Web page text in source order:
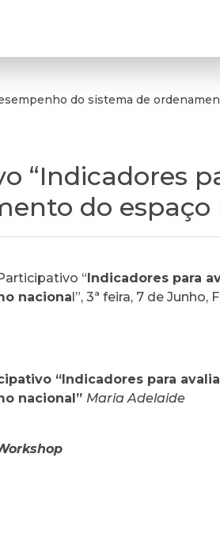
do sistema de
“Indicadores
do
“Indicadores para
nacional”, 3ª feira, 7 de Junho,
“Indicadores para
nacional” Maria Adelaide